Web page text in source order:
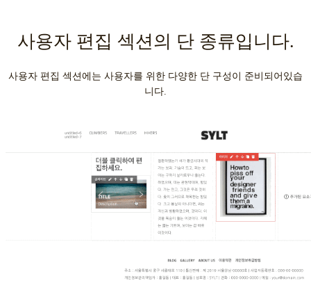
사용자 편집 섹션의 단 종류입니다.
사용자 편집 섹션에는 사용자를 위한 다양한 단 구성이 준비되어있습
니다.